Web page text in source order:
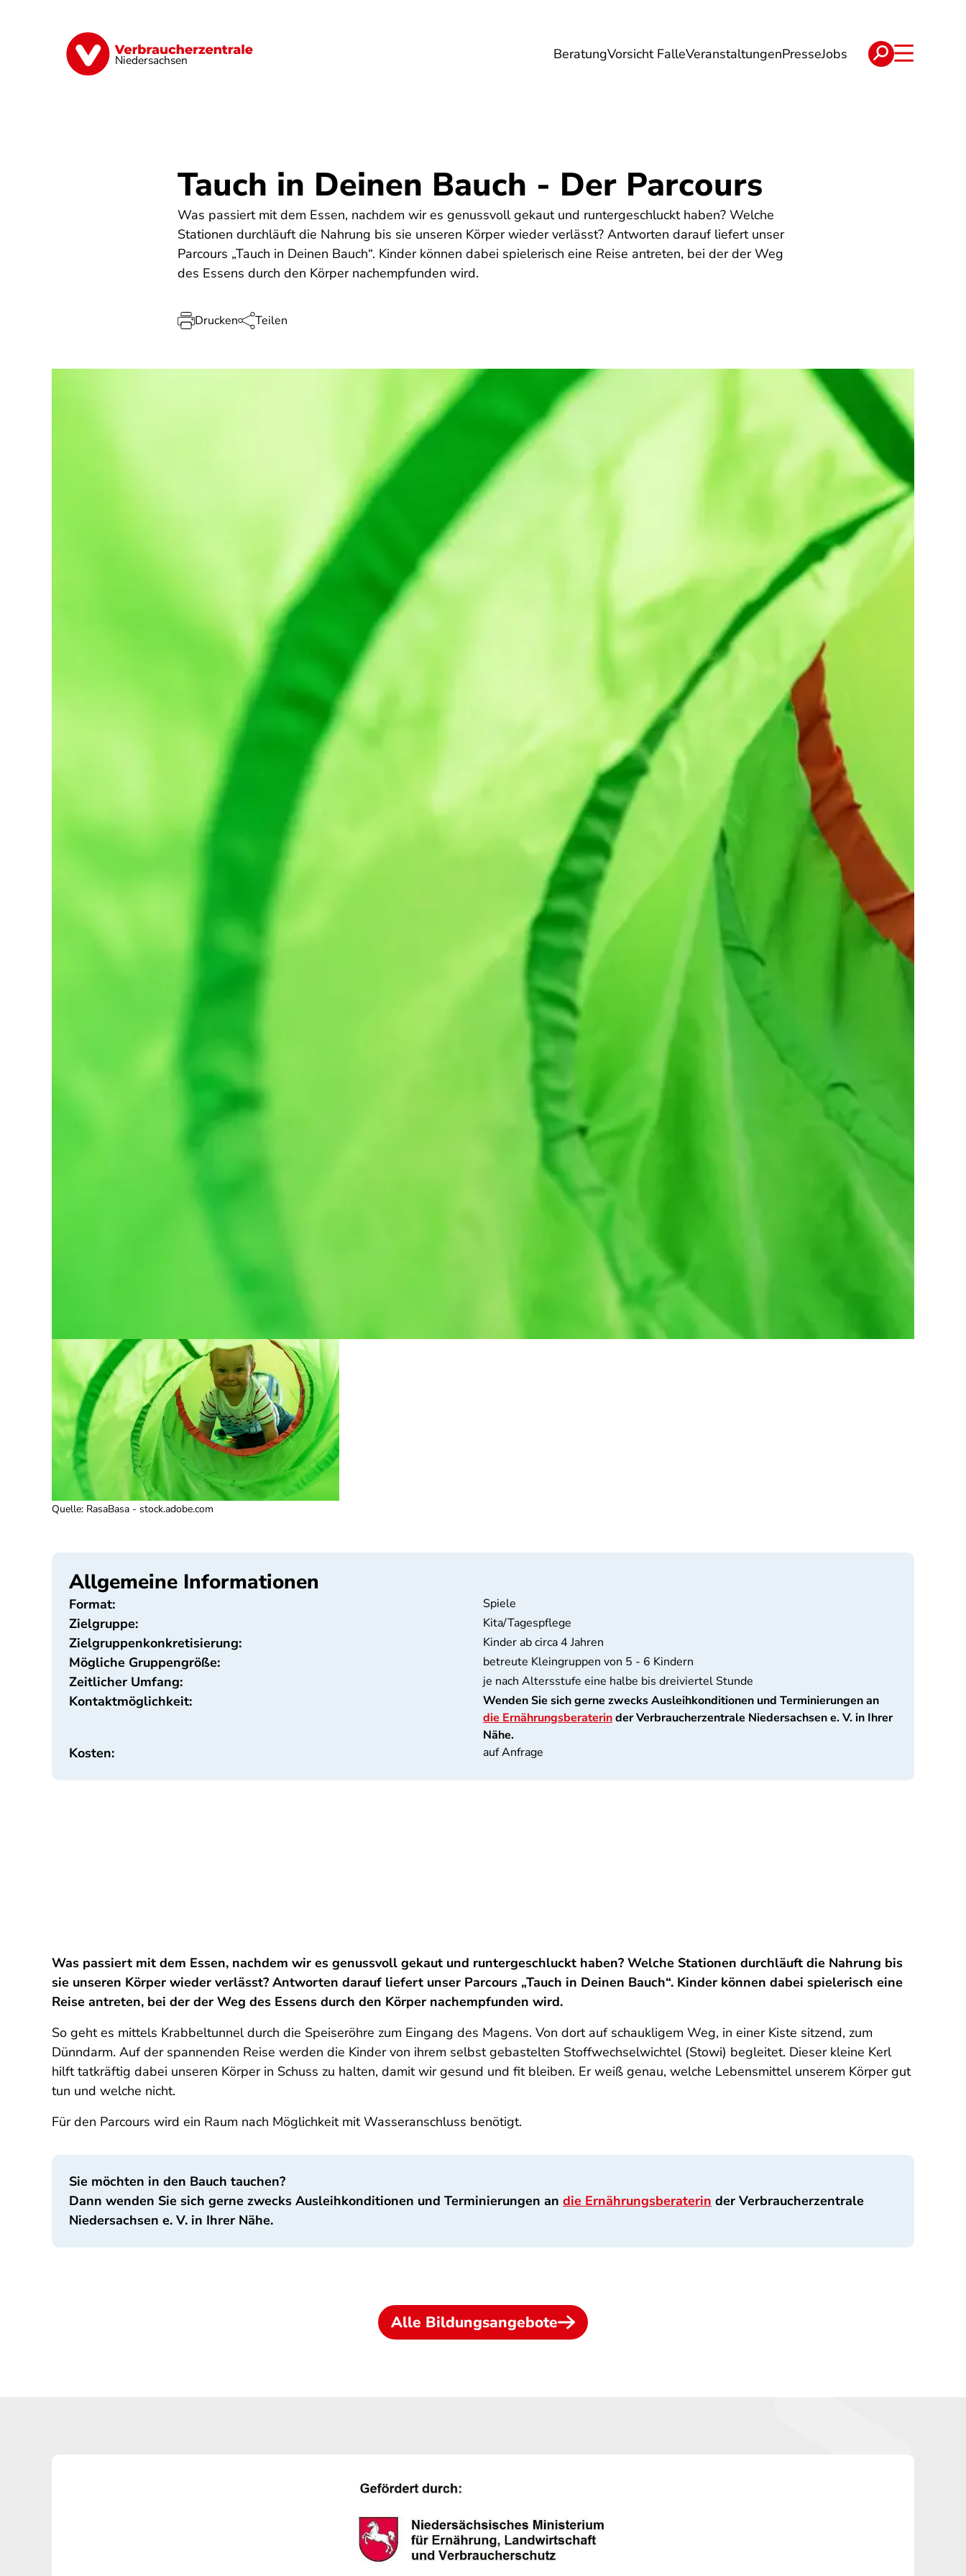
Niedersachsen BeratungVorsicht FalleVeranstaltungenPresseJobs
Digitale Welt Energie Geld & Versicherungen Ernährung Reise Verträge & Reklamation
Tauch in Deinen Bauch - Der Parcours
Was passiert mit dem Essen, nachdem wir es genussvoll gekaut und runtergeschluckt haben? Welche
Stationen durchläuft die Nahrung bis sie unseren Körper wieder verlässt? Antworten darauf liefert unser
Parcours „Tauch in Deinen Bauch“. Kinder können dabei spielerisch eine Reise antreten, bei der der Weg
des Essens durch den Körper nachempfunden wird.
Drucken Teilen
Quelle: RasaBasa - stock.adobe.com
Allgemeine Informationen
Format: Spiele
Zielgruppe: Kita/Tagespflege
Zielgruppenkonkretisierung: Kinder ab circa 4 Jahren
Mögliche Gruppengröße: betreute Kleingruppen von 5 - 6 Kindern
Zeitlicher Umfang: je nach Altersstufe eine halbe bis dreiviertel Stunde
Kontaktmöglichkeit:
Wenden Sie sich gerne zwecks Ausleihkonditionen und Terminierungen an
die Ernährungsberaterinder Verbraucherzentrale Niedersachsen e. V. in Ihrer
Nähe.
Kosten: auf Anfrage
Was passiert mit dem Essen, nachdem wir es genussvoll gekaut und runtergeschluckt haben? Welche Stationen durchläuft die Nahrung bis
sie unseren Körper wieder verlässt? Antworten darauf liefert unser Parcours „Tauch in Deinen Bauch“. Kinder können dabei spielerisch eine
Reise antreten, bei der der Weg des Essens durch den Körper nachempfunden wird.
So geht es mittels Krabbeltunnel durch die Speiseröhre zum Eingang des Magens. Von dort auf schaukligem Weg, in einer Kiste sitzend, zum
Dünndarm. Auf der spannenden Reise werden die Kinder von ihrem selbst gebastelten Stoffwechselwichtel (Stowi) begleitet. Dieser kleine Kerl
hilft tatkräftig dabei unseren Körper in Schuss zu halten, damit wir gesund und fit bleiben. Er weiß genau, welche Lebensmittel unserem Körper gut
tun und welche nicht.
Für den Parcours wird ein Raum nach Möglichkeit mit Wasseranschluss benötigt.
Sie möchten in den Bauch tauchen?
Dann wenden Sie sich gerne zwecks Ausleihkonditionen und Terminierungen an die Ernährungsberaterin der Verbraucherzentrale
Niedersachsen e. V. in Ihrer Nähe.
Alle Bildungsangebote